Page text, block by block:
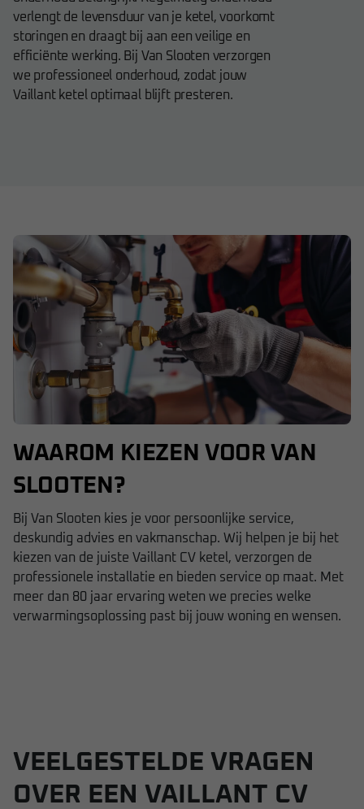
verlengt de levensduur van je ketel, voorkomt
storingen en draagt bij aan een veilige en
efficiënte werking. Bij Van Slooten verzorgen
we professioneel onderhoud, zodat jouw
Vaillant ketel optimaal blijft presteren.
WAAROM KIEZEN VOOR VAN
SLOOTEN?
Bij Van Slooten kies je voor persoonlijke service,
deskundig advies en vakmanschap. Wij helpen je bij het
kiezen van de juiste Vaillant CV ketel, verzorgen de
professionele installatie en bieden service op maat. Met
meer dan 80 jaar ervaring weten we precies welke
verwarmingsoplossing past bij jouw woning en wensen.
VEELGESTELDE VRAGEN
OVER EEN VAILLANT CV